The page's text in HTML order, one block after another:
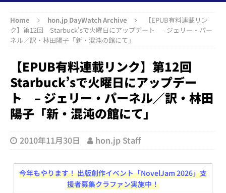
Home hon.jp DayWatch Archive
【EPUB有料連載リン
ク】第12回 Starbuck’sで火曜日にアップデート – ジェリー・パー
ネル／訳・林田陽子「新・混沌の館にて」
【EPUB有料連載リンク】第12回
Starbuck’sで火曜日にアップデー
ト – ジェリー・パーネル／訳・林田
陽子「新・混沌の館にて」
2010年11月30日 hon.jp Staff
今年もやります！ 出版創作イベント「NovelJam 2026」支
援者募集クラファン実施中！